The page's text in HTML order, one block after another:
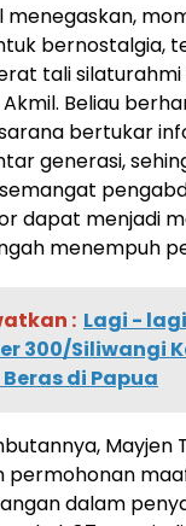
menegaskan,
bernostalgia,
tali
Beliau
bertukar
generasi,
dapat menjadi
menempuh
: Lagi -
300/Siliwangi
di Papua
Mayjen
permohonan
dalam